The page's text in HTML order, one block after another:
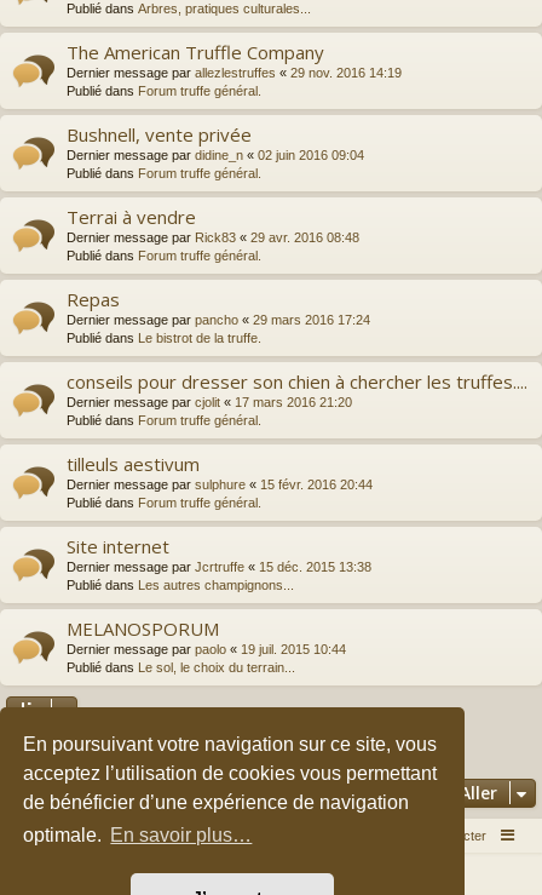
En poursuivant votre navigation sur ce site, vous
acceptez l’utilisation de cookies vous permettant
de bénéficier d’une expérience de navigation
optimale. En savoir plus…
Publié dans Arbres, pratiques culturales...
The American Truffle Company
Dernier message par allezlestruffes « 29 nov. 2016 14:19
Publié dans Forum truffe général.
Bushnell, vente privée
Dernier message par didine_n « 02 juin 2016 09:04
Publié dans Forum truffe général.
Terrai à vendre
Dernier message par Rick83 « 29 avr. 2016 08:48
Publié dans Forum truffe général.
Repas
Dernier message par pancho « 29 mars 2016 17:24
Publié dans
Le bistrot de la truffe.
conseils pour dresser son chien à chercher les truffes....
Dernier message par cjolit « 17 mars 2016 21:20
Publié dans Forum truffe général.
tilleuls aestivum
Dernier message par sulphure « 15 févr. 2016 20:44
Publié dans Forum truffe général.
Site internet
Dernier message par Jcrtruffe « 15 déc. 2015 13:38
Publié dans
Les autres champignons...
MELANOSPORUM
Dernier message par paolo « 19 juil. 2015 10:44
Publié dans
Le sol, le choix du terrain...
La recherche a retourné 149 résultats 1 2 3
Aller
Accueil du forum Nous contacter
Développé parphpBB® Forum Software © phpBB Limited